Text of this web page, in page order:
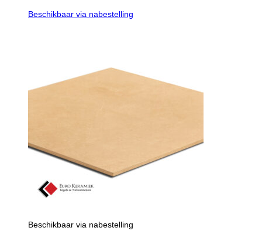
Beschikbaar via nabestelling
Beschikbaar via nabestelling